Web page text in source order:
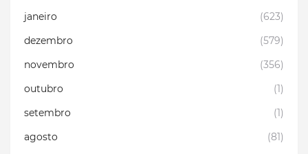
janeiro
(623)
dezembro
(579)
novembro
(356)
outubro
(1)
setembro
(1)
agosto
(81)